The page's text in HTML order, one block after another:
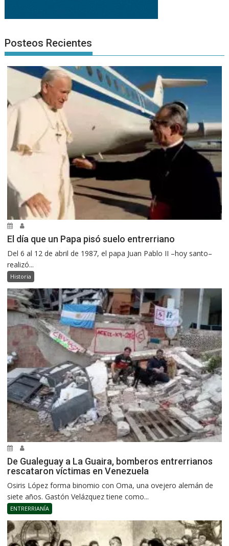
Posteos Recientes
El día que un Papa pisó suelo entrerriano
Del 6 al 12 de abril de 1987, el papa Juan Pablo II –hoy santo–
realizó...
Historia
De Gualeguay a La Guaira, bomberos entrerrianos
rescataron víctimas en Venezuela
Osiris López forma binomio con Oma, una ovejero alemán de
siete años. Gastón Velázquez tiene como...
ENTRERRIANÍA